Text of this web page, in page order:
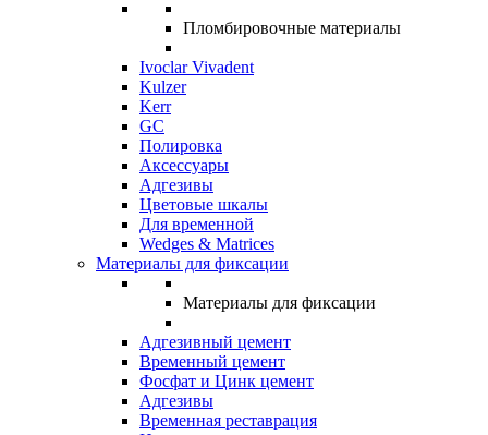
Пломбировочные материалы
Ivoclar Vivadent
Kulzer
Kerr
GC
Полировка
Аксессуары
Адгезивы
Цветовые шкалы
Для временной
Wedges & Matrices
Материалы для фиксации
Материалы для фиксации
Адгезивный цемент
Временный цемент
Фосфат и Цинк цемент
Адгезивы
Временная реставрация